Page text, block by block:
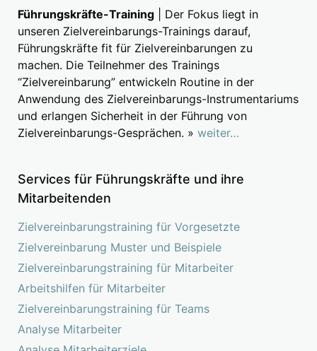
Führungskräfte-Training | Der Fokus liegt in
unseren Zielvereinbarungs-Trainings darauf,
Führungskräfte fit für Zielvereinbarungen zu
machen. Die Teilnehmer des Trainings
“Zielvereinbarung” entwickeln Routine in der
Anwendung des Zielvereinbarungs-Instrumentariums
und erlangen Sicherheit in der Führung von
Zielvereinbarungs-Gesprächen. » weiter…
Services für Führungskräfte und ihre
Mitarbeitenden
Zielvereinbarungstraining für Vorgesetzte
Zielvereinbarung Muster und Beispiele
Zielvereinbarungstraining für Mitarbeiter
Arbeitshilfen für Mitarbeiter
Zielvereinbarungstraining für Teams
Analyse Mitarbeiter